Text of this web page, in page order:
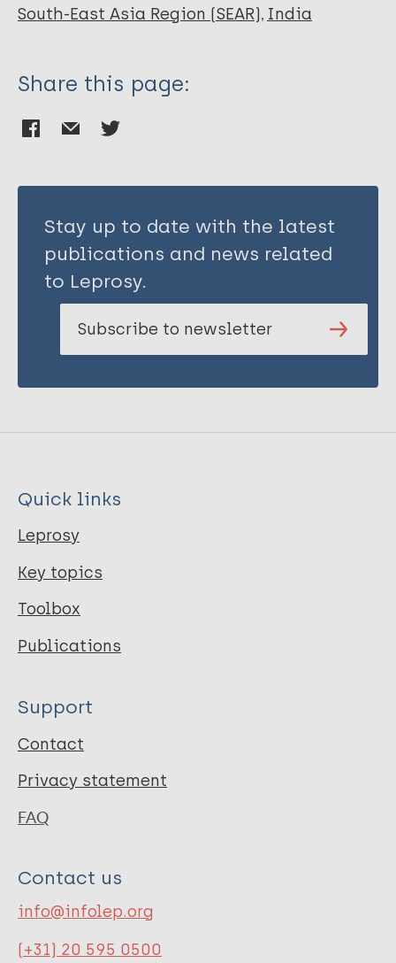
South-East Asia Region (SEAR) India
Share this page:
Stay up to date with the latest
publications and news related
to Leprosy.
Subscribe to newsletter
Quick links
Leprosy
Key topics
Toolbox
Publications
Support
Contact
Privacy statement
FAQ
Contact us
info@infolep.org
(+31) 20 595 0500